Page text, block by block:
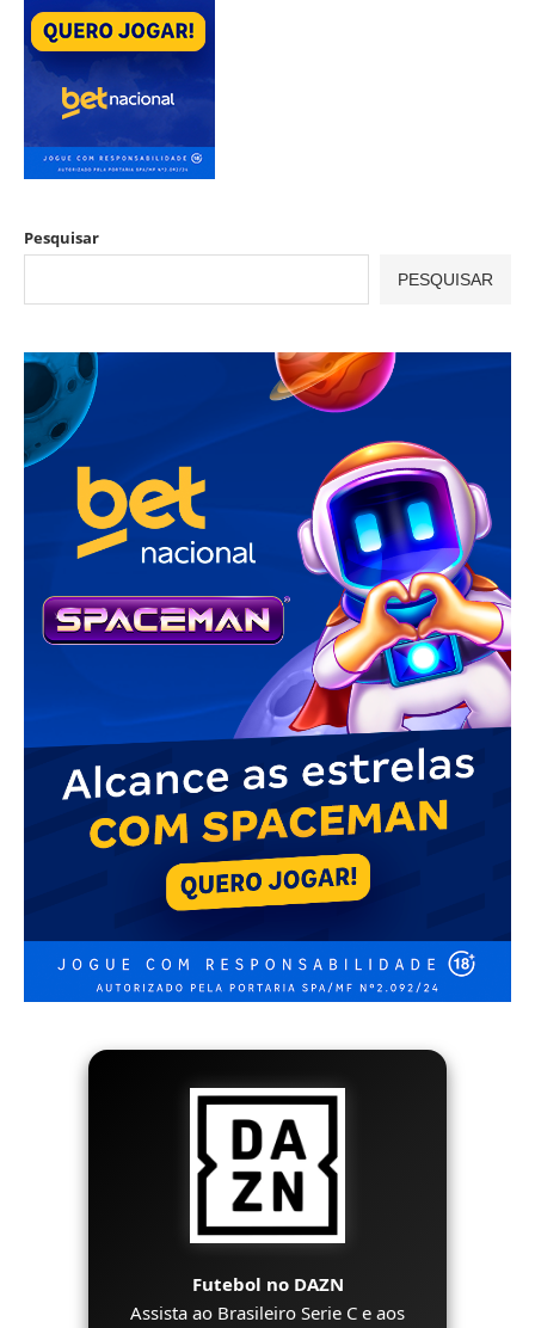
Pesquisar
PESQUISAR
Futebol no DAZN
Assista ao Brasileiro Serie C e aos